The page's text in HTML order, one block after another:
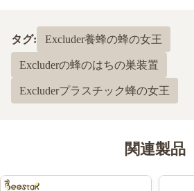
5.0最近の50件のレビューに基づいて
5
タグ: Excluder養蜂の蜂の女王
Excluderの蜂のはちの巣装置
Excluderプラスチック蜂の女王
関連製品